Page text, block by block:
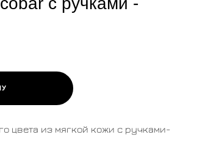
цвета из мягкой кожи с ручками-